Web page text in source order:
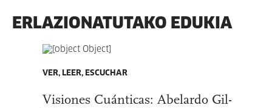
ERLAZIONATUTAKO EDUKIA
VER, LEER, ESCUCHAR
Visiones Cuánticas: Abelardo Gil-